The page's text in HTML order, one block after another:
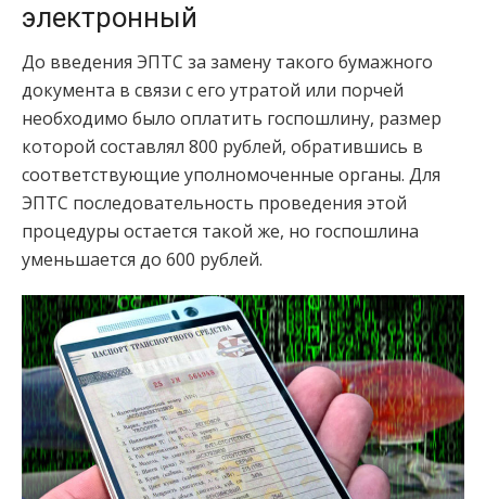
электронный
До введения ЭПТС за замену такого бумажного
документа в связи с его утратой или порчей
необходимо было оплатить госпошлину, размер
которой составлял 800 рублей, обратившись в
соответствующие уполномоченные органы. Для
ЭПТС последовательность проведения этой
процедуры остается такой же, но госпошлина
уменьшается до 600 рублей.